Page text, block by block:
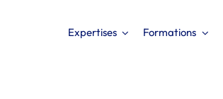
Expertises Formations